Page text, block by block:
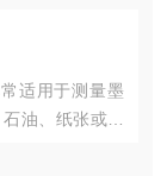
适用于测量墨
油、纸张或其